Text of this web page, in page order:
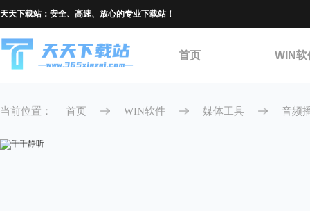
天天下载站：安全、高速、放心的专业下载站！
首页 WIN软
当前位置： 首页 WIN软件 媒体工具 音频